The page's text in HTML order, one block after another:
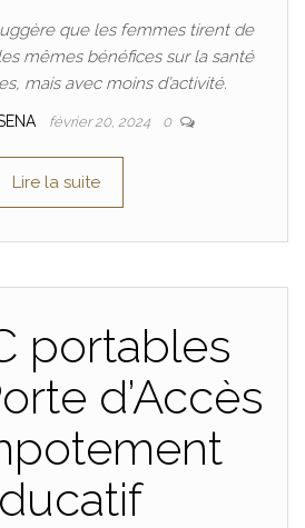
que les femmes tirent de
mêmes bénéfices sur la santé
mais avec moins d’activité.
février 20, 2024 0
Lire la suite
portables
d’Accès